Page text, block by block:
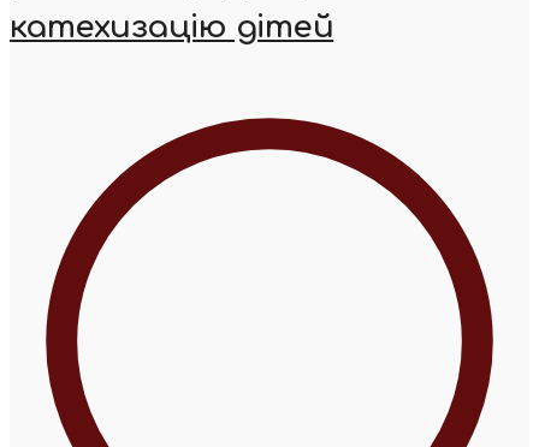
катехизацію дітей